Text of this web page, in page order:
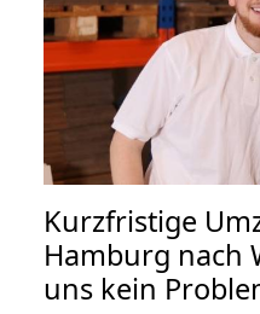
Kurzfristige
Hamburg nach
uns kein